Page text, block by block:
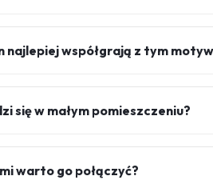
najlepiej współgrają z tym
się w małym pomieszczeniu?
warto go połączyć?